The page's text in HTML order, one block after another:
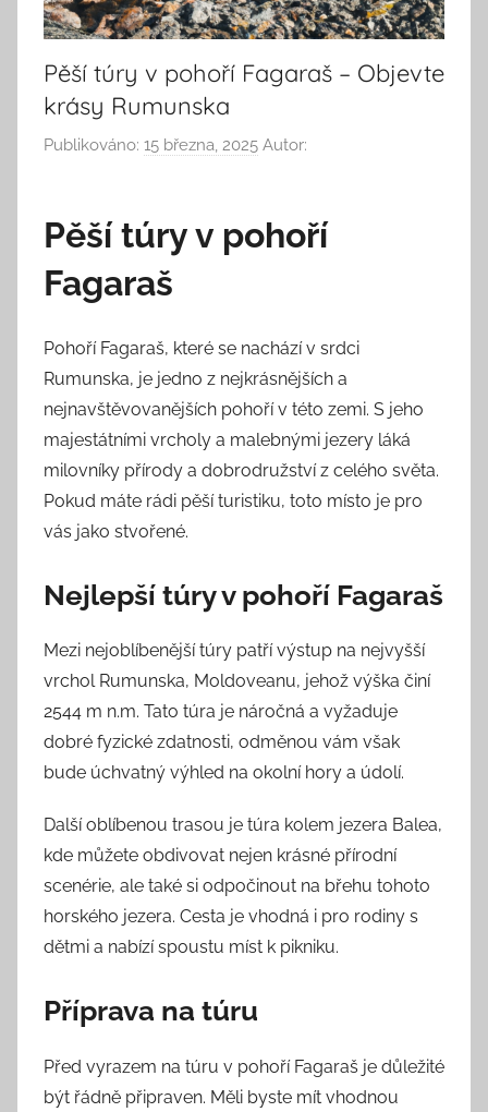
Pěší túry v pohoří Fagaraš – Objevte
krásy Rumunska
Publikováno: 15 března, 2025 Autor:
Pěší túry v pohoří
Fagaraš
Pohoří Fagaraš, které se nachází v srdci
Rumunska, je jedno z nejkrásnějších a
nejnavštěvovanějších pohoří v této zemi. S jeho
majestátními vrcholy a malebnými jezery láká
milovníky přírody a dobrodružství z celého světa.
Pokud máte rádi pěší turistiku, toto místo je pro
vás jako stvořené.
Nejlepší túry v pohoří Fagaraš
Mezi nejoblíbenější túry patří výstup na nejvyšší
vrchol Rumunska, Moldoveanu, jehož výška činí
2544 m n.m. Tato túra je náročná a vyžaduje
dobré fyzické zdatnosti, odměnou vám však
bude úchvatný výhled na okolní hory a údolí.
Další oblíbenou trasou je túra kolem jezera Balea,
kde můžete obdivovat nejen krásné přírodní
scenérie, ale také si odpočinout na břehu tohoto
horského jezera. Cesta je vhodná i pro rodiny s
dětmi a nabízí spoustu míst k pikniku.
Příprava na túru
Před vyrazem na túru v pohoří Fagaraš je důležité
být řádně připraven. Měli byste mít vhodnou